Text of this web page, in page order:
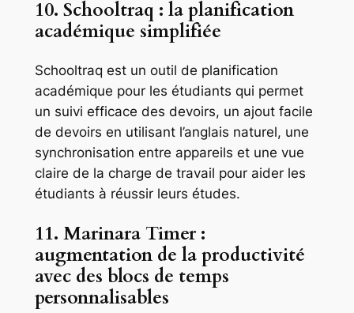
10. Schooltraq : la planification
académique simplifiée
Schooltraq est un outil de planification
académique pour les étudiants qui permet
un suivi efficace des devoirs, un ajout facile
de devoirs en utilisant l’anglais naturel, une
synchronisation entre appareils et une vue
claire de la charge de travail pour aider les
étudiants à réussir leurs études.
11. Marinara Timer :
augmentation de la productivité
avec des blocs de temps
personnalisables